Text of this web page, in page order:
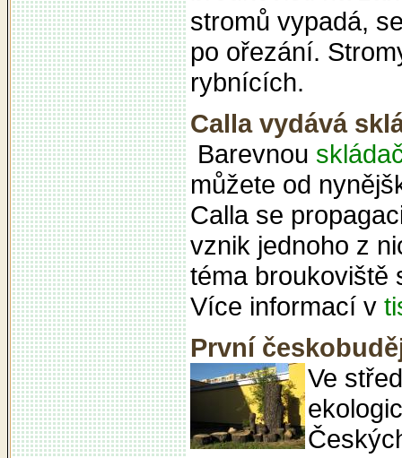
stromů vypadá,
po ořezání.
rybnících.
Calla vydává
Barevnou
můžete od
Calla se
vznik jednoho z
téma broukoviště
Více informací v
První
Ve